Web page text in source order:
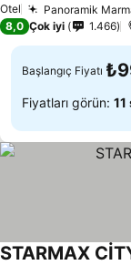
Otel Panoramik
8,0 Çok iyi 1.466
Başlangıç Fiyatı
Fiyatları görün: 11
STARMAX